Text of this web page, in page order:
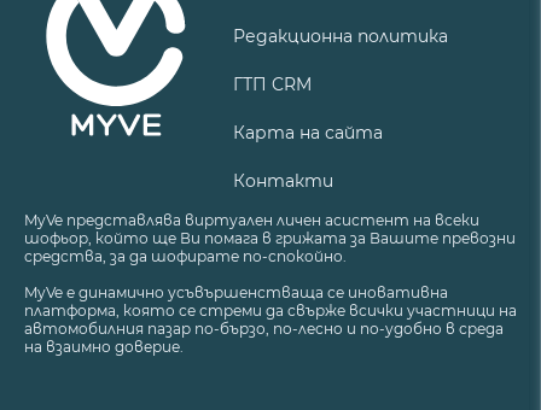
Редакционна политика
ГТП CRM
Карта на сайта
Контакти
MyVe представлява виртуален личен асистент на всеки
шофьор, който ще Ви помага в грижата за Вашите превозни
средства, за да шофирате по-спокойно.
MyVe е динамично усъвършенстваща се иновативна
платформа, която се стреми да свърже всички участници на
автомобилния пазар по-бързо, по-лесно и по-удобно в среда
на взаимно доверие.